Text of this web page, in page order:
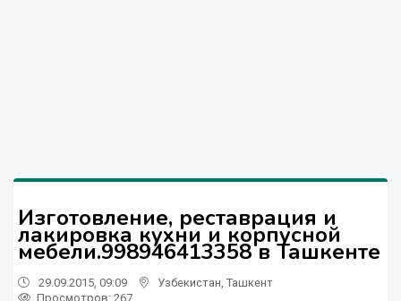
Изготовление, реставрация и
лакировка кухни и корпусной
мебели.998946413358 в Ташкенте
29.09.2015, 09:09 Узбекистан Ташкент
Просмотров: 267